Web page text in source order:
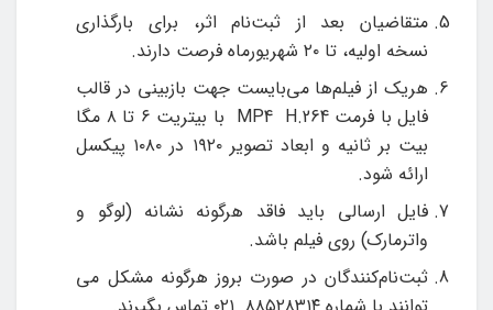
متقاضیان بعد از ثبت‌نام اثر، برای بارگذاری
نسخه اولیه، تا ۲۰ شهریورماه فرصت دارند.
هریک از فیلم‎‌ها می‌‏بایست جهت بازبینی در قالب
فایل با فرمتMP4 H.264
با بیت‎ریت ۶ تا ۸ مگا
بیت بر ثانیه و ابعاد تصویر ۱۹۲۰ در ۱۰۸۰ پیکسل
ارائه شود.
فایل ارسالی باید فاقد هرگونه نشانه (لوگو و
واترمارک) روی فیلم باشد.